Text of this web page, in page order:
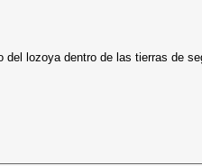
lozoya dentro de las tierras de